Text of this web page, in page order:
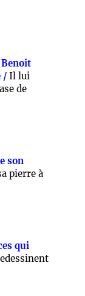
Benoit
/ Il lui
de
son
pierre à
qui